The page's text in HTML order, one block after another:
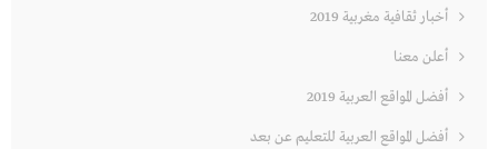
أخبار ثقافية مغربية 2019
أعلن معنا
أفضل المواقع العربية 2019
أفضل المواقع العربية للتعليم عن بعد